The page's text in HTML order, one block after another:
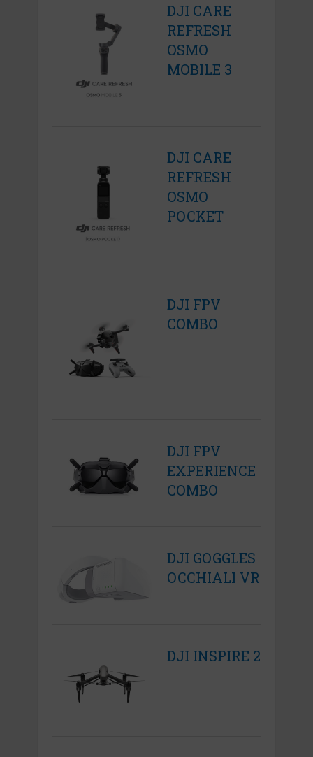
DJI CARE
REFRESH
OSMO
MOBILE 3
DJI CARE
REFRESH
OSMO
POCKET
DJI FPV
COMBO
DJI FPV
EXPERIENCE
COMBO
DJI GOGGLES
OCCHIALI VR
DJI INSPIRE 2